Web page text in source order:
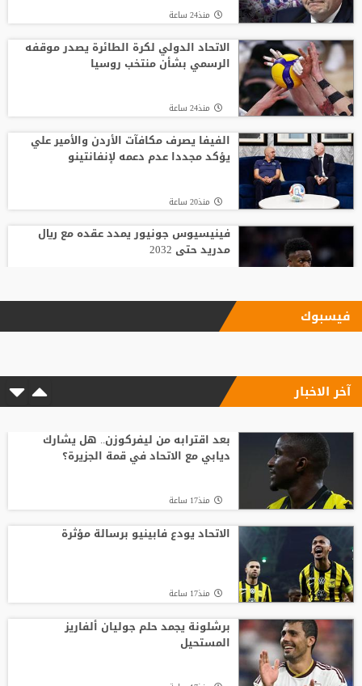
منذ24 ساعة
الاتحاد الدولي لكرة الطائرة يصدر موقفه
الرسمي بشأن منتخب روسيا
منذ24 ساعة
الفيفا يصرف مكافآت الأردن والأمير علي
يؤكد مجددا عدم دعمه لإنفانتينو
منذ20 ساعة
فينيسيوس جونيور يمدد عقده مع ريال
مدريد حتى 2032
الاتحاد يودع فابينيو برسالة مؤثرة
رابطة وطنية يعارض ترشيح القطري الخليفي
قبل أن يلمس الكرة.. بالأرقام طرابزون يحصد
ثمار التعاقد مع محمد صلاح
بعمر 16 عاما.. لاعب يدخل تاريخ سبارتاك
موسكو برقم قياسي جديد
فيسبوك
آخر الاخبار
بعد اقترابه من ليفركوزن.. هل يشارك
ديابي مع الاتحاد في قمة الجزيرة؟
منذ17 ساعة
الاتحاد يودع فابينيو برسالة مؤثرة
منذ17 ساعة
برشلونة يجمد حلم جوليان ألفاريز
المستحيل